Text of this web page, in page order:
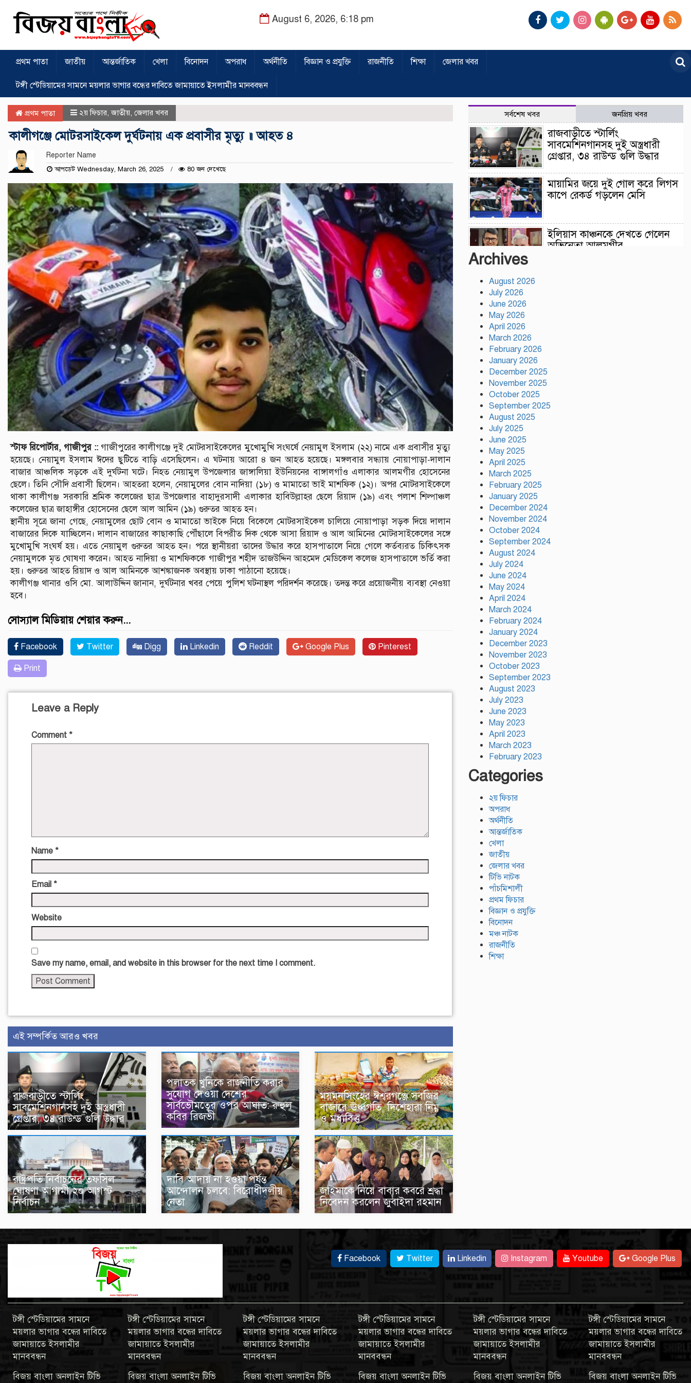
August 6, 2026, 6:18 pm
প্রথম পাতা জাতীয় আন্তর্জাতিক খেলা বিনোদন অপরাধ অর্থনীতি বিজ্ঞান ও প্রযুক্তি রাজনীতি শিক্ষা জেলার খবর
টঙ্গী স্টেডিয়ামের সামনে ময়লার ভাগার বন্ধের দাবিতে জামায়াতে ইসলামীর মানববন্ধন
প্রথম পাতা ২য় ফিচার ,জাতীয় জেলার খবর
কালীগঞ্জে মোটরসাইকেল দুর্ঘটনায় এক প্রবাসীর মৃত্যু ॥ আহত ৪
Reporter Name
আপডেট Wednesday, March 26, 2025 80 জন দেখেছে
স্টাফ রিপোর্টার, গাজীপুর :: গাজীপুরের কালীগঞ্জে দুই মোটরসাইকেলের মুখোমুখি সংঘর্ষে নেয়ামুল ইসলাম (২২) নামে এক প্রবাসীর মৃত্যু
হয়েছে। নেয়ামুল ইসলাম ঈদের ছুটিতে বাড়ি এসেছিলেন। এ ঘটনায় আরো ৪ জন আহত হয়েছে। মঙ্গলবার সন্ধ্যায় নোয়াপাড়া-দালান
বাজার আঞ্চলিক সড়কে এই দুর্ঘটনা ঘটে। নিহত নেয়ামুল উপজেলার জাঙ্গালিয়া ইউনিয়নের বাঙ্গালগাঁও এলাকার আলমগীর হোসেনের
ছেলে। তিনি সৌদি প্রবাসী ছিলেন। আহতরা হলেন, নেয়ামুলের বোন নাদিয়া (১৮) ও মামাতো ভাই মাশফিক (১২)। অপর মোটরসাইকেলে
থাকা কালীগঞ্জ সরকারি শ্রমিক কলেজের ছাত্র উপজেলার বাহাদুরসাদী এলাকার হাবিউল্লাহর ছেলে রিয়াদ (১৯) এবং পলাশ শিল্পাঞ্চল
কলেজের ছাত্র জাহাঙ্গীর হোসেনের ছেলে আল আমিন (১৯) গুরুতর আহত হন।
স্থানীয় সূত্রে জানা গেছে, নেয়ামুলের ছোট বোন ও মামাতো ভাইকে নিয়ে বিকেলে মোটরসাইকেল চালিয়ে নোয়াপাড়া সড়ক দিয়ে দালান
বাজারের দিকে যাচ্ছিলেন। দালান বাজারের কাছাকাছি পৌঁছালে বিপরীত দিক থেকে আসা রিয়াদ ও আল আমিনের মোটরসাইকেলের সঙ্গে
মুখোমুখি সংঘর্ষ হয়। এতে নেয়ামুল গুরুতর আহত হন। পরে স্থানীয়রা তাদের উদ্ধার করে হাসপাতালে নিয়ে গেলে কর্তব্যরত চিকিৎসক
নেয়ামুলকে মৃত ঘোষণা করেন। আহত নাদিয়া ও মাশফিককে গাজীপুর শহীদ তাজউদ্দিন আহমেদ মেডিকেল কলেজ হাসপাতালে ভর্তি করা
হয়। গুরুতর আহত রিয়াদ ও আল আমিনকে আশঙ্কাজনক অবস্থায় ঢাকা পাঠানো হয়েছে।
কালীগঞ্জ থানার ওসি মো. আলাউদ্দিন জানান, দুর্ঘটনার খবর পেয়ে পুলিশ ঘটনাস্থল পরিদর্শন করেছে। তদন্ত করে প্রয়োজনীয় ব্যবস্থা নেওয়া
হবে।
সোস্যাল মিডিয়ায় শেয়ার করুন...
Facebook Twitter Digg Linkedin Reddit Google Plus Pinterest
Print
Leave a Reply
Comment *
Name *
Email *
Website
Save my name, email, and website in this browser for the next time I comment.
এই সম্পর্কিত আরও খবর
রাজবাড়ীতে স্টার্লিং
সাবমেশিনগানসহ দুই অস্ত্রধারী
গ্রেপ্তার, ৩৪ রাউন্ড গুলি উদ্ধার
পলাতক খুনিকে রাজনীতি করার
সুযোগ দেওয়া দেশের
সার্বভৌমত্বের ওপর আঘাত: রুহুল
কবির রিজভী
ময়মনসিংহের ঈশ্বরগঞ্জে সবজির
বাজারে ঊর্ধ্বগতি, দিশেহারা নিম্ন
ও মধ্যবিত্ত
রাষ্ট্রপতি নির্বাচনের তফসিল
ঘোষণা আগামী ২০ আগস্ট
নির্বাচন
দাবি আদায় না হওয়া পর্যন্ত
আন্দোলন চলবে: বিরোধীদলীয়
নেতা
জাইমাকে নিয়ে বাবার কবরে শ্রদ্ধা
নিবেদন করলেন জুবাইদা রহমান
সর্বশেষ খবর জনপ্রিয় খবর
রাজবাড়ীতে স্টার্লিং
সাবমেশিনগানসহ দুই অস্ত্রধারী
গ্রেপ্তার, ৩৪ রাউন্ড গুলি উদ্ধার
মায়ামির জয়ে দুই গোল করে লিগস
কাপে রেকর্ড গড়লেন মেসি
ইলিয়াস কাঞ্চনকে দেখতে গেলেন
অভিনেতা আলমগীর
গ্যাস-বিদ্যুৎ সংকটের প্রতিবাদে
গাজীপুরে জামায়াতের মানববন্ধন
Archives
August 2026
July 2026
June 2026
May 2026
April 2026
March 2026
February 2026
January 2026
December 2025
November 2025
October 2025
September 2025
August 2025
July 2025
June 2025
May 2025
April 2025
March 2025
February 2025
January 2025
December 2024
November 2024
October 2024
September 2024
August 2024
July 2024
June 2024
May 2024
April 2024
March 2024
February 2024
January 2024
December 2023
November 2023
October 2023
September 2023
August 2023
July 2023
June 2023
May 2023
April 2023
March 2023
February 2023
Categories
২য় ফিচার
অপরাধ
অর্থনীতি
আন্তর্জাতিক
খেলা
জাতীয়
জেলার খবর
টিভি নাটক
পাঁচমিশালী
প্রথম ফিচার
বিজ্ঞান ও প্রযুক্তি
বিনোদন
মঞ্চ নাটক
রাজনীতি
শিক্ষা
Facebook Twitter Linkedin Instagram Youtube Google Plus
টঙ্গী স্টেডিয়ামের সামনে
ময়লার ভাগার বন্ধের দাবিতে
জামায়াতে ইসলামীর
মানববন্ধন
বিজয় বাংলা অনলাইন টিভি
টঙ্গী স্টেডিয়ামের সামনে
ময়লার ভাগার বন্ধের দাবিতে
জামায়াতে ইসলামীর
মানববন্ধন
বিজয় বাংলা অনলাইন টিভি
টঙ্গী স্টেডিয়ামের সামনে
ময়লার ভাগার বন্ধের দাবিতে
জামায়াতে ইসলামীর
মানববন্ধন
বিজয় বাংলা অনলাইন টিভি
টঙ্গী স্টেডিয়ামের সামনে
ময়লার ভাগার বন্ধের দাবিতে
জামায়াতে ইসলামীর
মানববন্ধন
বিজয় বাংলা অনলাইন টিভি
টঙ্গী স্টেডিয়ামের সামনে
ময়লার ভাগার বন্ধের দাবিতে
জামায়াতে ইসলামীর
মানববন্ধন
বিজয় বাংলা অনলাইন টিভি
টঙ্গী স্টেডিয়ামের সামনে
ময়লার ভাগার বন্ধের দাবিতে
জামায়াতে ইসলামীর
মানববন্ধন
বিজয় বাংলা অনলাইন টিভি